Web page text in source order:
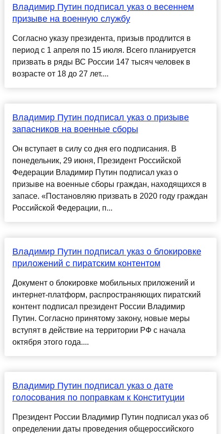
Владимир Путин подписал указ о весеннем
призыве на военную службу
Согласно указу президента, призыв продлится в
период с 1 апреля по 15 июля. Всего планируется
призвать в ряды ВС России 147 тысяч человек в
возрасте от 18 до 27 лет....
Владимир Путин подписал указ о призыве
запасников на военные сборы
Он вступает в силу со дня его подписания. В
понедельник, 29 июня, Президент Российской
Федерации Владимир Путин подписал указ о
призыве на военные сборы граждан, находящихся в
запасе. «Постановляю призвать в 2020 году граждан
Российской Федерации, п...
Владимир Путин подписал указ о блокировке
приложений с пиратским контентом
Документ о блокировке мобильных приложений и
интернет-платформ, распространяющих пиратский
контент подписал президент России Владимир
Путин. Согласно принятому закону, новые меры
вступят в действие на территории РФ с начала
октября этого года....
Владимир Путин подписал указ о дате
голосования по поправкам к Конституции
Президент России Владимир Путин подписал указ об
определении даты проведения общероссийского